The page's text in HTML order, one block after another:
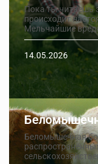
Пока ты читаешь
происходит
Мельчайшие
радикалы —
дотянутся. И
он начинает
продуктивность,
14.05.2026
Беломышечная